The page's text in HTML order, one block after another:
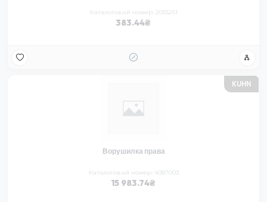
Каталоговий номер: 2055261
383.44
KUHN
Ворушилка права
Каталоговий номер: 4087003
15 983.74